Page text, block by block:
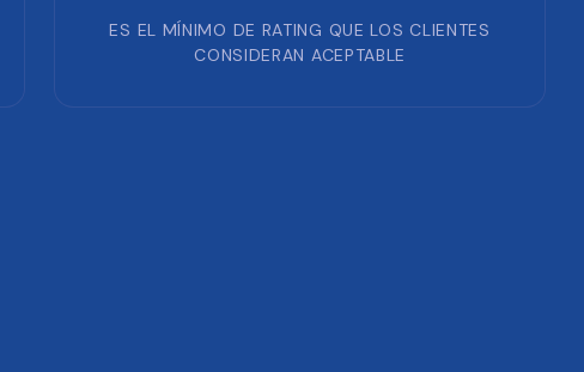
ES EL MÍNIMO DE RATING QUE LOS CLIENTES
CONSIDERAN ACEPTABLE